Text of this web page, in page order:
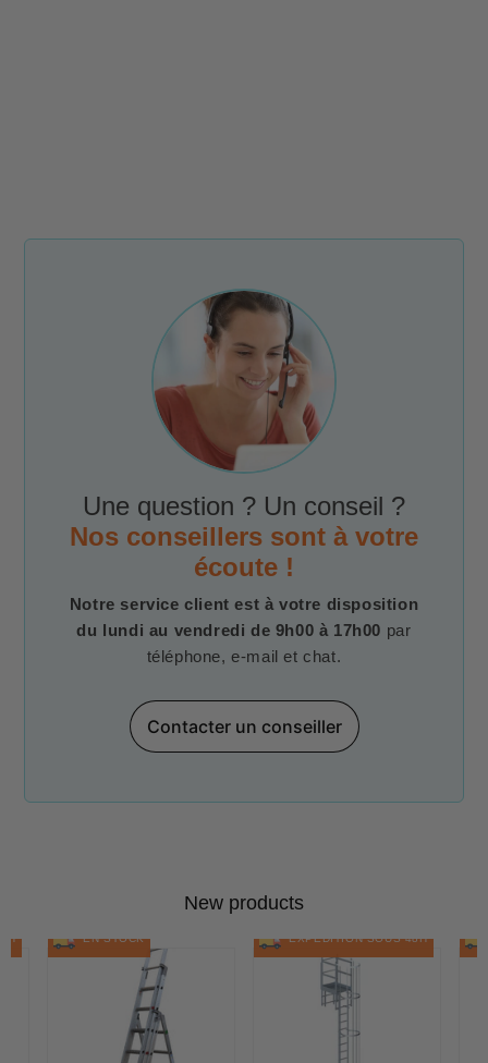
Une question ? Un conseil ?
Nos conseillers sont à votre
écoute !
Notre service client est à votre disposition
du lundi au vendredi de 9h00 à 17h00 par
téléphone, e-mail et chat.
Contacter un conseiller
New products
EN STOCK EXPÉDITION SOUS 48H